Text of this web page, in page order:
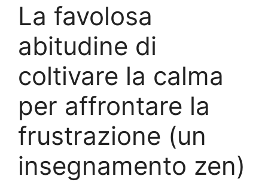
La favolosa
abitudine di
coltivare la calma
per affrontare la
frustrazione (un
insegnamento zen)